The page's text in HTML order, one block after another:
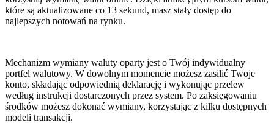
które są aktualizowane co 13 sekund, masz stały dostęp do
najlepszych notowań na rynku.
Mechanizm wymiany waluty oparty jest o Twój indywidualny
portfel walutowy. W dowolnym momencie możesz zasilić Twoje
konto, składając odpowiednią deklarację i wykonując przelew
według instrukcji dostarczonych przez system. Po zaksięgowaniu
środków możesz dokonać wymiany, korzystając z kilku dostępnych
modeli transakcji.